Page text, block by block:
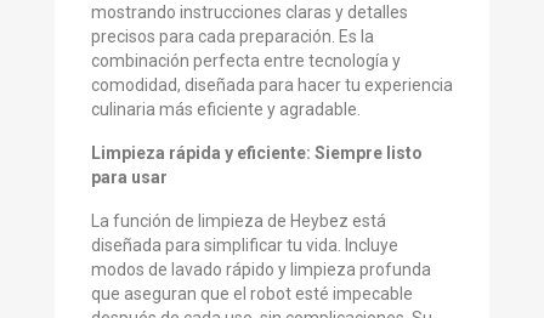
mostrando instrucciones claras y detalles
precisos para cada preparación. Es la
combinación perfecta entre tecnología y
comodidad, diseñada para hacer tu experiencia
culinaria más eficiente y agradable.
Limpieza rápida y eficiente: Siempre listo
para usar
La función de limpieza de Heybez está
diseñada para simplificar tu vida. Incluye
modos de lavado rápido y limpieza profunda
que aseguran que el robot esté impecable